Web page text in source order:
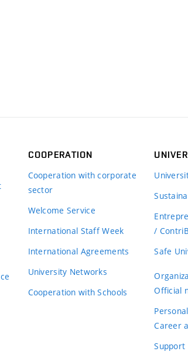
COOPERATION
Cooperation with corporate
sector
Welcome Service
International Staff Week
International Agreements
University Networks
Cooperation with Schools
/
Safe
Official
Career
Support